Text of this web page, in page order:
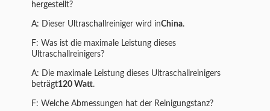
hergestellt?
A: Dieser Ultraschallreiniger wird inChina.
F: Was ist die maximale Leistung dieses
Ultraschallreinigers?
A: Die maximale Leistung dieses Ultraschallreinigers
beträgt120 Watt.
F: Welche Abmessungen hat der Reinigungstanz?